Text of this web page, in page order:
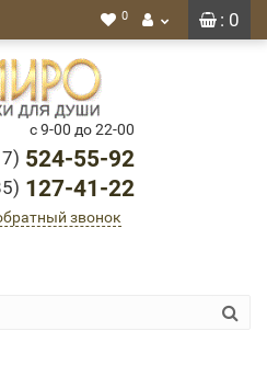
: 0
0
с 9-00 до 22-00
524-55-92
127-41-22
звонок